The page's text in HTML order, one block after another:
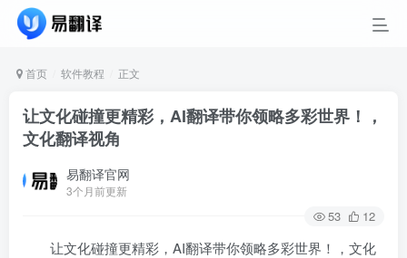
首页 软件教程 正文
让文化碰撞更精彩，AI翻译带你领略多彩世界！，
文化翻译视角
易翻译官网
3个月前更新
53 12
让文化碰撞更精彩，AI翻译带你领略多彩世界！，文化